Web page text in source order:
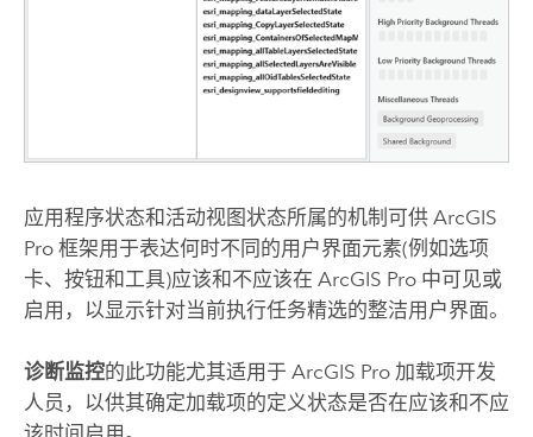
应用程序状态和活动视图状态所属的机制可供 ArcGIS
Pro框架用于表达何时不同的用户界面元素(例如选项
卡、按钮和工具)应该和不应该在 ArcGIS Pro中可见或
启用，以显示针对当前执行任务精选的整洁用户界面。
诊断监控的此功能尤其适用于 ArcGIS Pro加载项开发
人员，以供其确定加载项的定义状态是否在应该和不应